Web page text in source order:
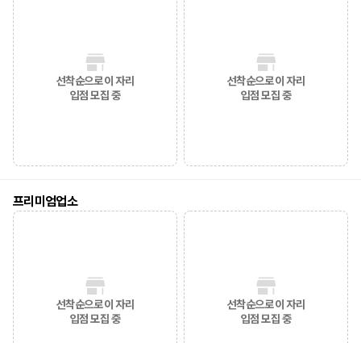
선착순으로 이 자리
입점 모집 중
선착순으로 이 자리
입점 모집 중
프리미엄업소
선착순으로 이 자리
입점 모집 중
선착순으로 이 자리
입점 모집 중